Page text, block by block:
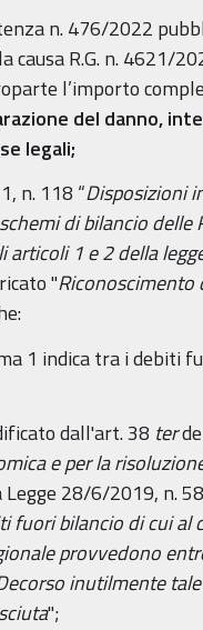
n. 476/2022
R.G. n. 4621/
l’importo
del danno,
legali;
n. 118 “Disposizioni
di bilancio
articoli 1 e 2 della
"
1 indica tra i debiti
dall'art. 38 ter
e per la
28/6/2019, n.
fuori bilancio di cui al
provvedono
inutilmente
";